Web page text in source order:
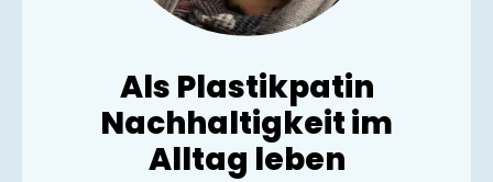
Als Plastikpatin
Nachhaltigkeit im
Alltag leben